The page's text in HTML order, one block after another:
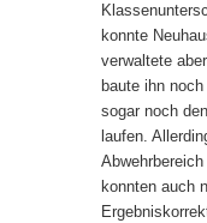
konnte
verwaltete
baute ihn
sogar noch
laufen.
konnten auch